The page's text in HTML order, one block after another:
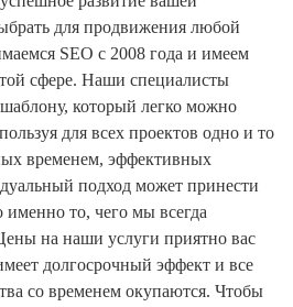
для продвижения любой
SEO c 2008 года и имеем
сфере. Наши специалисты
который легко можно
для всех проектов одно и то
временем, эффективных
подход может принести
именно то, чего мы всегда
на наши услуги приятно вас
долгосрочный эффект и все
со временем окупаются. Чтобы